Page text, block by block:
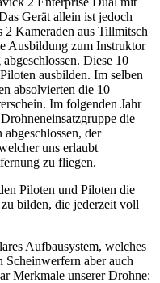
Gerät allein ist jedoch
2 Kameraden aus Tillmitsch
Ausbildung zum Instruktor
Diese 10
ausbilden. Im selben
absolvierten die 10
Im folgenden Jahr
die
der
uns erlaubt
zu fliegen.
Piloten und Piloten die
bilden, die jederzeit voll
Aufbausystem, welches
Scheinwerfern aber auch
Merkmale unserer Drohne: